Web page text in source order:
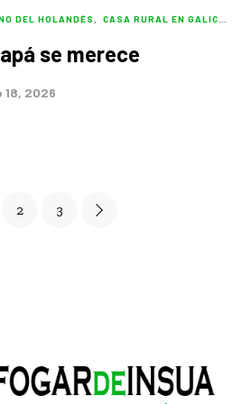
DEL HOLANDÉS CASA RURAL EN GALICIA
se merece
18, 2026
2 3